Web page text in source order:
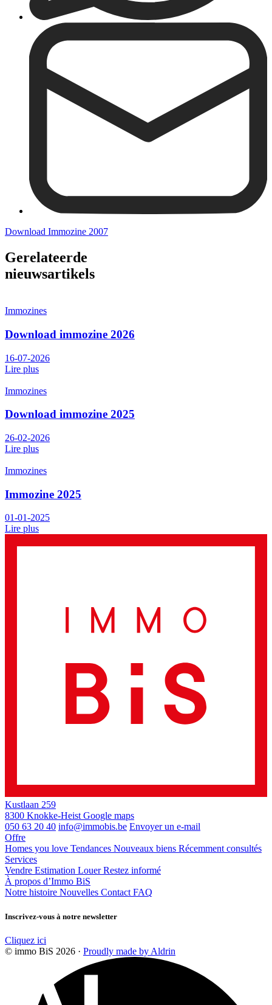
Download Immozine 2007
Gerelateerde
nieuwsartikels
Immozines
Download immozine 2026
16-07-2026
Lire plus
Immozines
Download immozine 2025
26-02-2026
Lire plus
Immozines
Immozine 2025
01-01-2025
Lire plus
Kustlaan 259
8300 Knokke-Heist Google maps
050 63 20 40 info@immobis.be Envoyer un e-mail
Offre
Homes you love Tendances Nouveaux biens Récemment consultés
Services
Vendre Estimation LouerRestez informé
À propos d’Immo BiS
Notre histoire Nouvelles Contact FAQ
Inscrivez-vous à notre newsletter
Cliquez ici
© immo BiS 2026 · Proudly made by Aldrin